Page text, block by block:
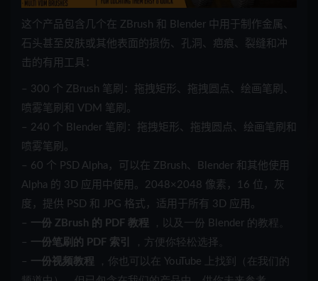
这个产品包含几个在 ZBrush 和 Blender 中用于制作金属、
石头甚至皮肤或其他表面的损伤、孔洞、疤痕、裂缝和冲
击的有用工具：
– 300 个 ZBrush 笔刷：拖拽矩形、拖拽圆点、绘画笔刷、
喷雾笔刷和 VDM 笔刷。
– 240 个 Blender 笔刷：拖拽矩形、拖拽圆点、绘画笔刷和
喷雾笔刷。
– 60 个 PSD Alpha，可以在 ZBrush、Blender 和其他使用
Alpha 的 3D 应用中使用。2048×2048 像素，16 位，灰
度，提供 PSD 和 JPG 格式，适用于所有 3D 应用。
– 一份 ZBrush 的 PDF 教程
，以及一份 Blender 的教程。
– 一份笔刷的 PDF 索引
，方便你轻松选择。
– 一份视频教程
，你也可以在 YouTube 上找到（在我们的